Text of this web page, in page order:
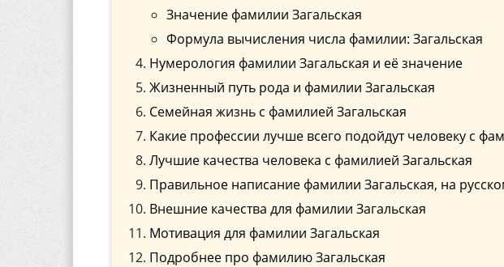
Значение фамилии Загальская
Формула вычисления числа фамилии: Загальская
Нумерология фамилии Загальская и её значение
Жизненный путь рода и фамилии Загальская
Семейная жизнь с фамилией Загальская
Какие профессии лучше всего подойдут человеку с
Лучшие качества человека с фамилией Загальская
Правильное написание фамилии Загальская, на
Внешние качества для фамилии Загальская
Мотивация для фамилии Загальская
Подробнее про фамилию Загальская